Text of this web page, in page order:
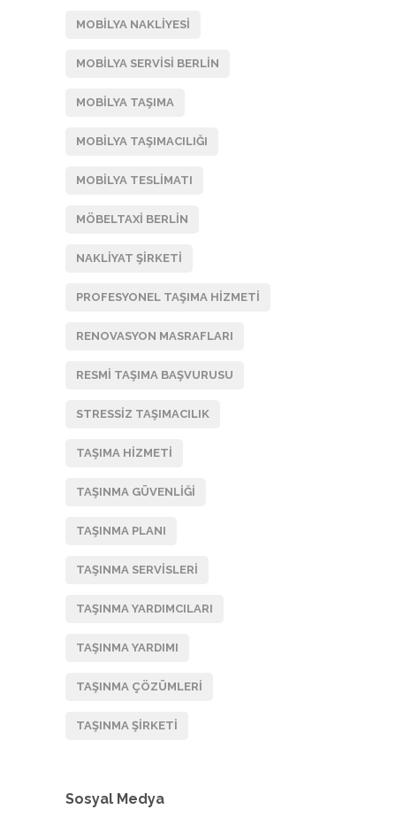
MOBILYA NAKLIYESI
MOBILYA SERVISI BERLIN
MOBILYA TAŞIMA
MOBILYA TAŞIMACILIĞI
MOBILYA TESLIMATI
MÖBELTAXI BERLIN
NAKLIYAT ŞIRKETI
PROFESYONEL TAŞIMA HIZMETI
RENOVASYON MASRAFLARI
RESMI TAŞIMA BAŞVURUSU
STRESSIZ TAŞIMACILIK
TAŞIMA HIZMETI
TAŞINMA GÜVENLIĞI
TAŞINMA PLANI
TAŞINMA SERVISLERI
TAŞINMA YARDIMCILARI
TAŞINMA YARDIMI
TAŞINMA ÇÖZÜMLERI
TAŞINMA ŞIRKETI
Sosyal Medya